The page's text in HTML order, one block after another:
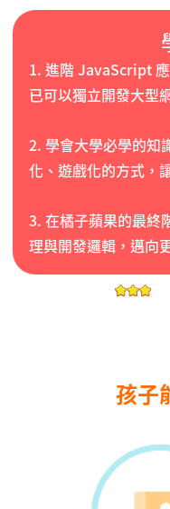
1. 進階 JavaScript
已可以獨立開發大型
2. 學會大學必學的知
化、遊戲化的方式，
3. 在橘子蘋果的最終
理與開發邏輯，邁向
孩子